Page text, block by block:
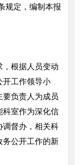
规定，编制本报
，根据人员变动
开工作领导小
要负责人为成员
科室作为深化信
调督办，相关科
务公开工作的新